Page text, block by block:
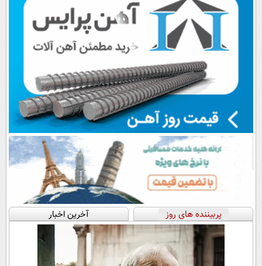
پربیننده های روز آخرین اخبار